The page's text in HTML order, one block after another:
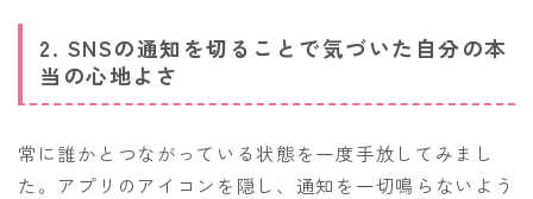
2. SNSの通知を切ることで気づいた自分の本
当の心地よさ
常に誰かとつながっている状態を一度手放してみまし
た。アプリのアイコンを隠し、通知を一切鳴らないよう